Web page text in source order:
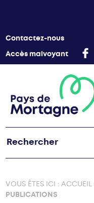
Contactez-nous
Accès malvoyant
VOUS ÊTES ICI :ACCUEIL
PUBLICATIONS